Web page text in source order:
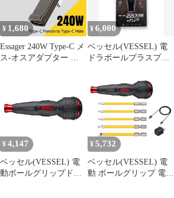
¥ 1,680
Essager 240W Type-C メ
ス-オスアダプター 折
¥6,000
ベッセル(VESSEL) 電
ドラボールプラスプレ
¥ 4,147
ベッセル(VESSEL) 電
動ボールグリップドラ
¥ 5,732
ベッセル(VESSEL) 電
動 ボールグリップ 電ド